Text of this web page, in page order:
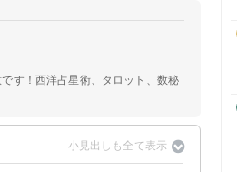
す！西洋占星術、タロット、数秘